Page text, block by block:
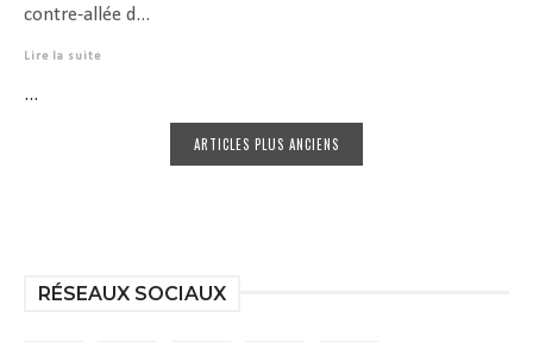
contre-allée d...
Lire la suite
...
ARTICLES PLUS ANCIENS
RÉSEAUX SOCIAUX